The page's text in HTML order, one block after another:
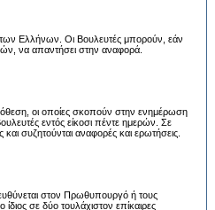
Ελλήνων. Οι Βουλευτές μπορούν, εάν
να απαντήσει στην αναφορά.
οι οποίες σκοπούν στην ενημέρωση
εντός είκοσι πέντε ημερών. Σε
συζητούνται αναφορές και ερωτήσεις.
στον Πρωθυπουργό ή τους
σε δύο τουλάχιστον επίκαιρες